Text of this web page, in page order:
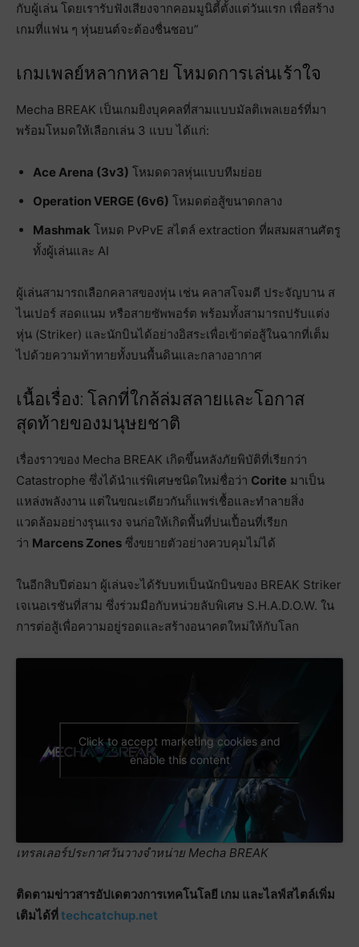
กับผู้เล่น โดยเรารับฟังเสียงจากคอมมูนิตี้ตั้งแต่วันแรก เพื่อสร้าง
เกมที่แฟน ๆ หุ่นยนต์จะต้องชื่นชอบ”
เกมเพลย์หลากหลาย โหมดการเล่นเร้าใจ
Mecha BREAK เป็นเกมยิงบุคคลที่สามแบบมัลติเพลเยอร์ที่มา
พร้อมโหมดให้เลือกเล่น 3 แบบ ได้แก่:
Ace Arena (3v3) โหมดดวลหุ่นแบบทีมย่อย
Operation VERGE (6v6) โหมดต่อสู้ขนาดกลาง
Mashmak โหมด PvPvE สไตล์ extraction ที่ผสมผสานศัตรู
ทั้งผู้เล่นและ AI
ผู้เล่นสามารถเลือกคลาสของหุ่น เช่น คลาสโจมตี ประจัญบาน ส
ไนเปอร์ สอดแนม หรือสายซัพพอร์ต พร้อมทั้งสามารถปรับแต่ง
หุ่น (Striker) และนักบินได้อย่างอิสระเพื่อเข้าต่อสู้ในฉากที่เต็ม
ไปด้วยความท้าทายทั้งบนพื้นดินและกลางอากาศ
เนื้อเรื่อง: โลกที่ใกล้ล่มสลายและโอกาส
สุดท้ายของมนุษยชาติ
เรื่องราวของ Mecha BREAK เกิดขึ้นหลังภัยพิบัติที่เรียกว่า
Catastrophe ซึ่งได้นำแร่พิเศษชนิดใหม่ชื่อว่า Corite มาเป็น
แหล่งพลังงาน แต่ในขณะเดียวกันก็แพร่เชื้อและทำลายสิ่ง
แวดล้อมอย่างรุนแรง จนก่อให้เกิดพื้นที่ปนเปื้อนที่เรียก
ว่า Marcens Zones ซึ่งขยายตัวอย่างควบคุมไม่ได้
ในอีกสิบปีต่อมา ผู้เล่นจะได้รับบทเป็นนักบินของ BREAK Striker
เจเนอเรชันที่สาม ซึ่งร่วมมือกับหน่วยลับพิเศษ S.H.A.D.O.W. ใน
การต่อสู้เพื่อความอยู่รอดและสร้างอนาคตใหม่ให้กับโลก
Click to accept marketing cookies and
enable this content
เทรลเลอร์ประกาศวันวางจำหน่าย Mecha BREAK
ติดตามข่าวสารอัปเดตวงการเทคโนโลยี เกม และไลฟ์สไตล์เพิ่ม
เติมได้ที่ techcatchup.net